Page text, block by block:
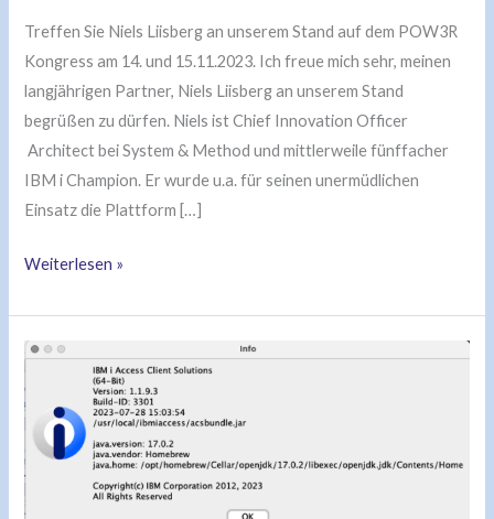
Treffen Sie Niels Liisberg an unserem Stand auf dem POW3R
Kongress am 14. und 15.11.2023. Ich freue mich sehr, meinen
langjährigen Partner, Niels Liisberg an unserem Stand
begrüßen zu dürfen. Niels ist Chief Innovation Officer
Architect bei System & Method und mittlerweile fünffacher
IBM i Champion. Er wurde u.a. für seinen unermüdlichen
Einsatz die Plattform […]
Weiterlesen »
IBM
i
ACS
Update
1.1.9.3